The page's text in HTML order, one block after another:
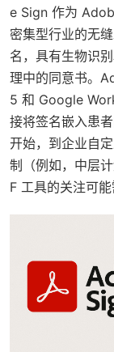
e Sign 作为
密集型行业的无
名，具有生物识
理中的同意书。
5 和 Google
接将签名嵌入患
开始，到企业自
制（例如，中层
F 工具的关注可